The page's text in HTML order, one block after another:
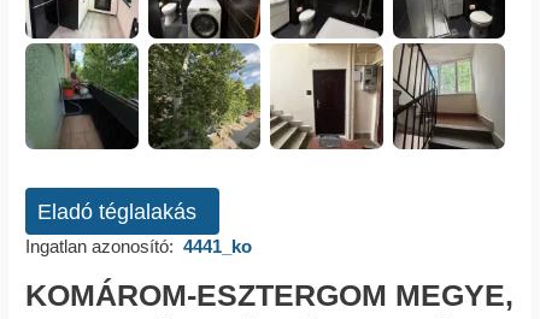
Eladó téglalakás
Ingatlan azonosító: 4441_ko
KOMÁROM-ESZTERGOM MEGYE,